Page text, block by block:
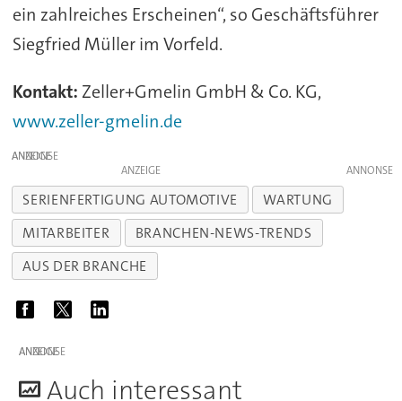
ein zahlreiches Erscheinen“, so Geschäftsführer
Siegfried Müller im Vorfeld.
Kontakt: Zeller+Gmelin GmbH & Co. KG,
www.zeller-gmelin.de
ANZEIGE
ANZEIGE
SERIENFERTIGUNG AUTOMOTIVE
WARTUNG
MITARBEITER
BRANCHEN-NEWS-TRENDS
AUS DER BRANCHE
ANZEIGE
Auch interessant